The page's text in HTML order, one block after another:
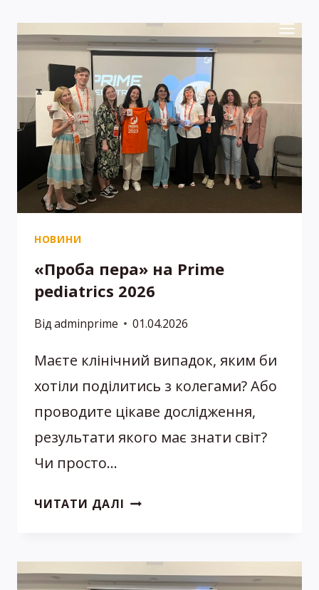
НОВИНИ
«Проба пера» на Prime
pediatrics 2026
Відadminprime 01.04.2026
Маєте клінічний випадок, яким би
хотіли поділитись з колегами? Або
проводите цікаве дослідження,
результати якого має знати світ?
Чи просто…
ЧИТАТИ ДАЛІ «ПРОБА
PRIME
PEDIATRICS